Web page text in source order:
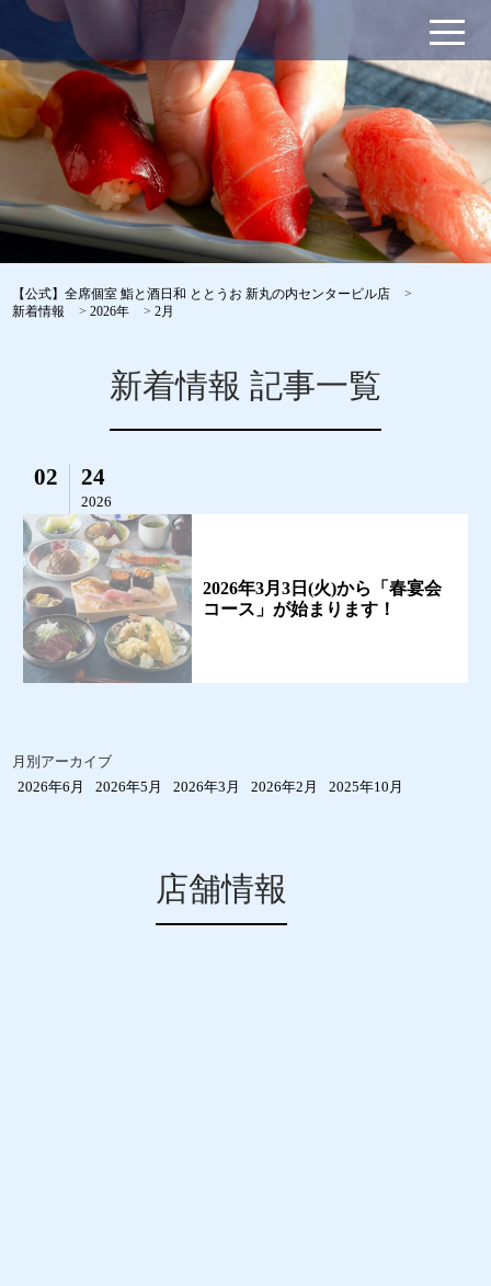
【公式】全席個室 鮨と酒日和 ととうお 新丸の内センタービル店
>
新着情報
>2026年 >2月
新着情報 記事一覧
02 24
2026
2026年3月3日(火)から「春宴会
コース」が始まります！
月別アーカイブ
2026年6月
2026年5月 2026年3月 2026年2月 2025年10月
店舗情報